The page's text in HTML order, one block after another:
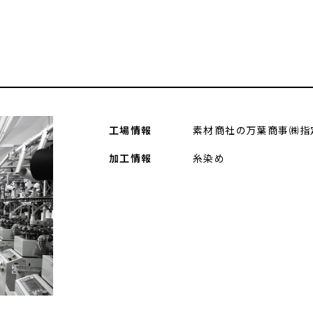
工場情報
素材商社の万葉商事㈱指
加工情報
⽷染め